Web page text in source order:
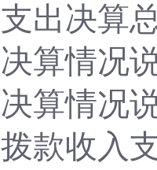
出决算
算情况
算情况
款收入